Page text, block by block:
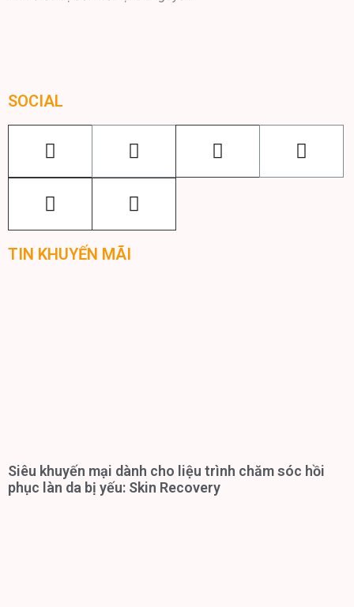
SOCIAL
TIN KHUYẾN MÃI
Siêu khuyến mại dành cho liệu trình chăm sóc hồi
phục làn da bị yếu: Skin Recovery